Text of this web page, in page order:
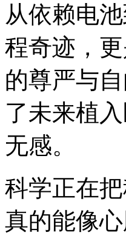
从依赖电
程奇迹，
的尊严与
了未来植
无感。
科学正在
真的能像